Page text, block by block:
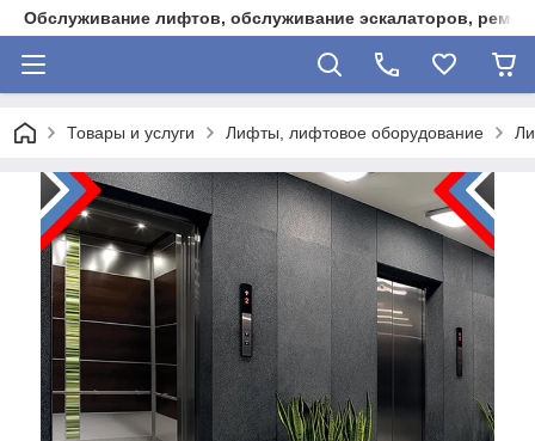
Обслуживание лифтов, обслуживание эскалаторов,
Товары и услуги Лифты, лифтовое оборудование